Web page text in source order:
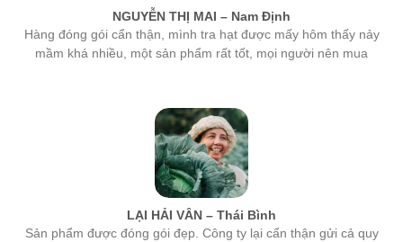
Hàng đóng gói cẩn thận, mình tra hạt được mấy hôm thấy nảy
mầm khá nhiều, một sản phẩm rất tốt, mọi người nên mua
LẠI HẢI VÂN – Thái Bình
Sản phẩm được đóng gói đẹp. Công ty lại cẩn thận gửi cả quy
trình kỹ thuật hướng dẫn cho nữa chứ. Like lắm!